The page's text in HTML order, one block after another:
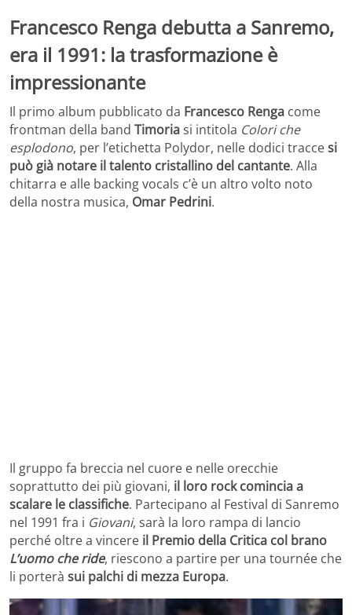
Francesco Renga debutta a Sanremo,
era il 1991: la trasformazione è
impressionante
Il primo album pubblicato da Francesco Renga come
frontman della band Timoriasi intitola Colori che
esplodono, per l’etichetta Polydor, nelle dodici traccesi
può già notare il talento cristallino del cantante. Alla
chitarra e alle backing vocals c’è un altro volto noto
della nostra musica, Omar Pedrini.
Il gruppo fa breccia nel cuore e nelle orecchie
soprattutto dei più giovani, il loro rock comincia a
scalare le classifiche. Partecipano al Festival di Sanremo
nel 1991 fra i Giovani, sarà la loro rampa di lancio
perché oltre a vincere il Premio della Critica col brano
L’uomo che ride, riescono a partire per una tournée che
li porterà sui palchi di mezza Europa.